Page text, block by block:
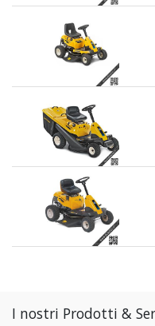
I nostri Prodotti &